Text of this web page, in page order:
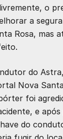
o
a
Rosa, mas
do
Nova
foi
e após
do